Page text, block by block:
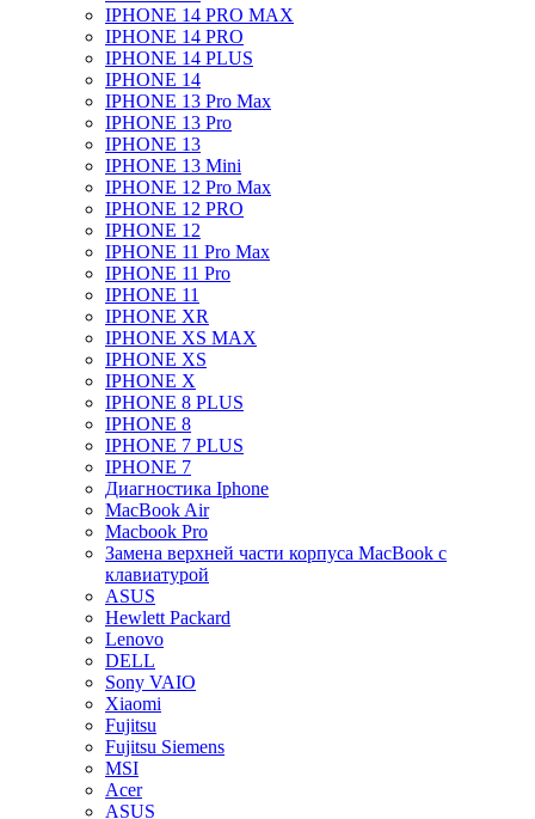
IPHONE 14 PRO MAX
IPHONE 14 PRO
IPHONE 14 PLUS
IPHONE 14
IPHONE 13 Pro Max
IPHONE 13 Pro
IPHONE 13
IPHONE 13 Mini
IPHONE 12 Pro Max
IPHONE 12 PRO
IPHONE 12
IPHONE 11 Pro Max
IPHONE 11 Pro
IPHONE 11
IPHONE XR
IPHONE XS MAX
IPHONE XS
IPHONE X
IPHONE 8 PLUS
IPHONE 8
IPHONE 7 PLUS
IPHONE 7
Диагностика Iphone
MacBook Air
Macbook Pro
Замена верхней части корпуса MacBook с
клавиатурой
ASUS
Hewlett Packard
Lenovo
DELL
Sony VAIO
Xiaomi
Fujitsu
Fujitsu Siemens
MSI
Acer
ASUS